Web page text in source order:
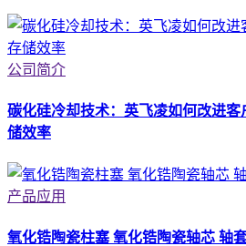
公司简介
碳化硅冷却技术：英飞凌如何改进
储效率
产品应用
氧化锆陶瓷柱塞 氧化锆陶瓷轴芯 轴